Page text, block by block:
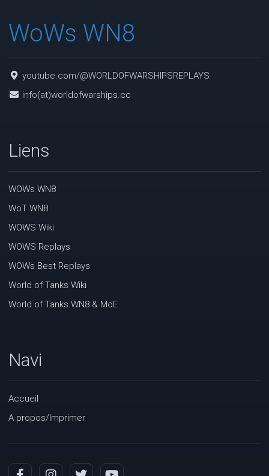
WoWs WN8
youtube.com/@WORLDOFWARSHIPSREPLAYS
info(at)worldofwarships.cc
Liens
WOWs WN8
WoT WN8
WOWS Wiki
WOWS Replays
WOWs Best Replays
World of Tanks Wiki
World of Tanks WN8 & MoE
Navi
Accueil
A propos/Imprimer